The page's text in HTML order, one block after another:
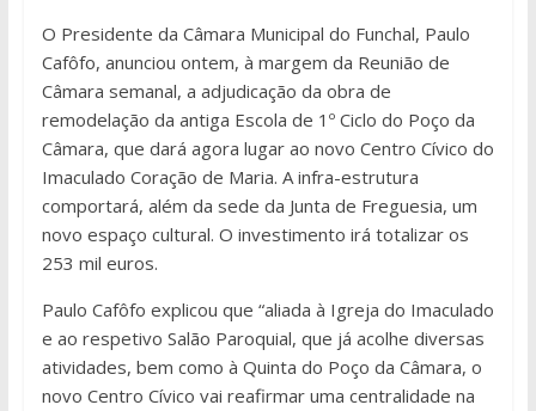
O Presidente da Câmara Municipal do Funchal, Paulo
Cafôfo, anunciou ontem, à margem da Reunião de
Câmara semanal, a adjudicação da obra de
remodelação da antiga Escola de 1º Ciclo do Poço da
Câmara, que dará agora lugar ao novo Centro Cívico do
Imaculado Coração de Maria. A infra-estrutura
comportará, além da sede da Junta de Freguesia, um
novo espaço cultural. O investimento irá totalizar os
253 mil euros.
Paulo Cafôfo explicou que “aliada à Igreja do Imaculado
e ao respetivo Salão Paroquial, que já acolhe diversas
atividades, bem como à Quinta do Poço da Câmara, o
novo Centro Cívico vai reafirmar uma centralidade na